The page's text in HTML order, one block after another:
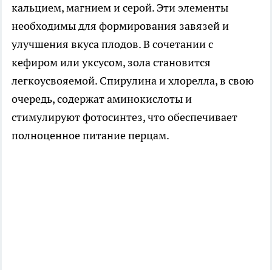
кальцием, магнием и серой. Эти элементы
необходимы для формирования завязей и
улучшения вкуса плодов. В сочетании с
кефиром или уксусом, зола становится
легкоусвояемой. Спирулина и хлорелла, в свою
очередь, содержат аминокислоты и
стимулируют фотосинтез, что обеспечивает
полноценное питание перцам.